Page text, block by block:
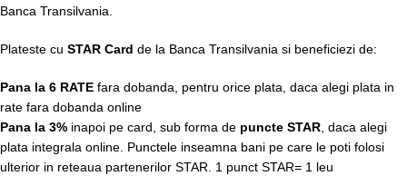
Banca Transilvania.
Plateste cu STAR Card de la Banca Transilvania si beneficiezi de:
Pana la 6 RATE fara dobanda, pentru orice plata, daca alegi plata in
rate fara dobanda online
Pana la 3% inapoi pe card, sub forma de puncte STAR , daca alegi
plata integrala online. Punctele inseamna bani pe care le poti folosi
ulterior in reteaua partenerilor STAR. 1 punct STAR= 1 leu